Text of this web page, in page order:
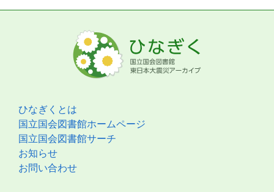
ひなぎくとは
国立国会図書館ホームページ
国立国会図書館サーチ
お知らせ
お問い合わせ